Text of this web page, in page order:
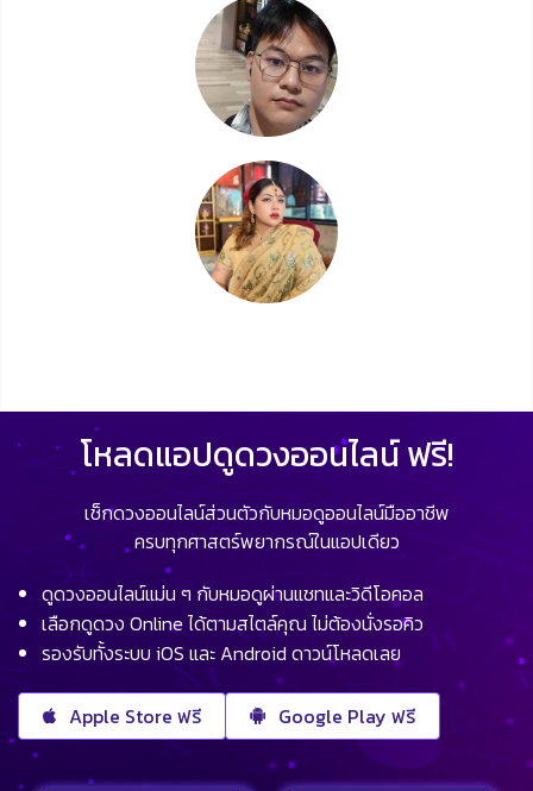
โหลดแอปดูดวงออนไลน์ ฟรี!
เช็กดวงออนไลน์ส่วนตัวกับหมอดูออนไลน์มืออาชีพ
ครบทุกศาสตร์พยากรณ์ในแอปเดียว
ดูดวงออนไลน์แม่น ๆ กับหมอดูผ่านแชทและวิดีโอคอล
เลือกดูดวง Online ได้ตามสไตล์คุณ ไม่ต้องนั่งรอคิว
รองรับทั้งระบบ iOS และ Android ดาวน์โหลดเลย
Apple Store ฟรี Google Play ฟรี